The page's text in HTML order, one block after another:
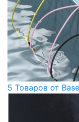
5 Товаров от